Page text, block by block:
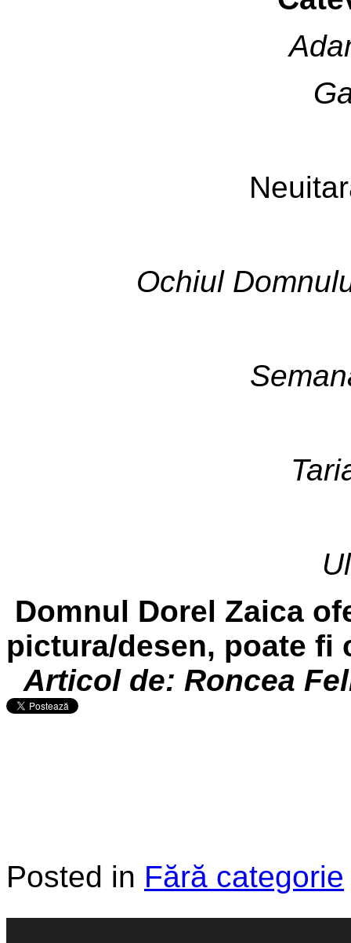
Ochiul
Domnul Dorel Zaica
pictura/desen, poate
Articol de: Roncea
Posted in Fără categorie